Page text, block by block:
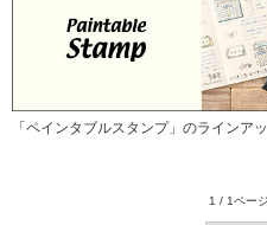
「ペインタブルスタンプ」のラインア
1 / 1ページ